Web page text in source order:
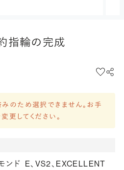
指輪の完成
のため選択できません。お手
更してください。
ンド E、VS2、EXCELLENT